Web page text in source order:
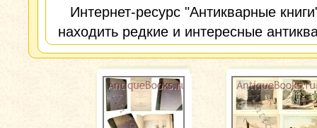
Интернет-ресурс "Антикварные
находить редкие и интересные